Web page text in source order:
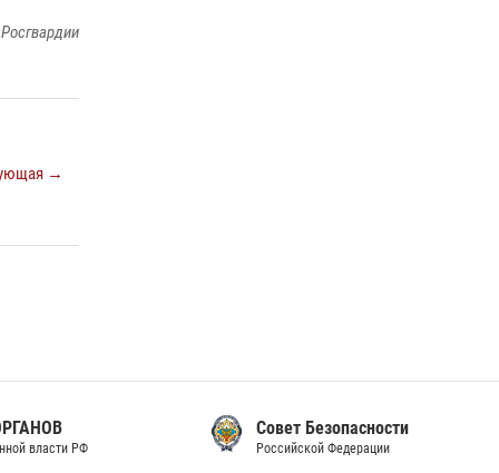
→
Совет Безопасности
Российской Федерации